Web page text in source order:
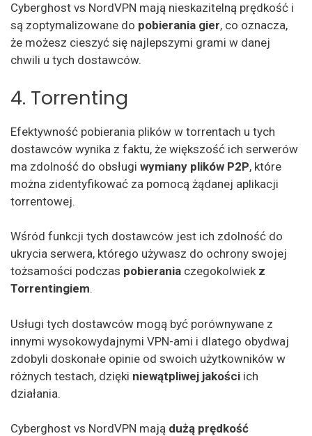
Cyberghost vs NordVPN mają nieskazitelną prędkość i
są zoptymalizowane do pobierania gier, co oznacza,
że możesz cieszyć się najlepszymi grami w danej
chwili u tych dostawców.
4. Torrenting
Efektywność pobierania plików w torrentach u tych
dostawców wynika z faktu, że większość ich serwerów
ma zdolność do obsługi wymiany plików P2P, które
można zidentyfikować za pomocą żądanej aplikacji
torrentowej.
Wśród funkcji tych dostawców jest ich zdolność do
ukrycia serwera, którego używasz do ochrony swojej
tożsamości podczas pobierania czegokolwiek z
Torrentingiem.
Usługi tych dostawców mogą być porównywane z
innymi wysokowydajnymi VPN-ami i dlatego obydwaj
zdobyli doskonałe opinie od swoich użytkowników w
różnych testach, dzięki niewątpliwej jakości ich
działania.
Cyberghost vs NordVPN mają dużą prędkość